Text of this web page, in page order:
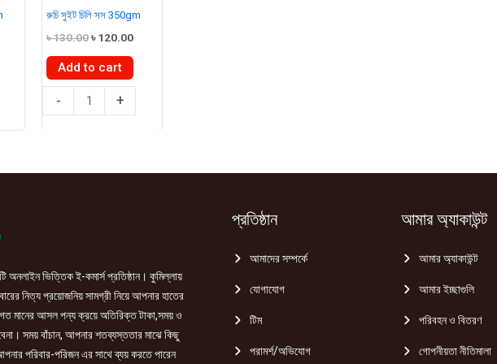
quantity
রুচি সুইট চিলি সস 350gm
৳130.00Original
was:
৳ 130.00.
৳120.00Current
is:
৳ 120.00.
Add to cart
-
সুইট
350gm
+
অনলাইন ভিত্তিক ই-কমার্স প্রতিষ্ঠান। কুমিল্লায়
নিত্য প্রয়োজনিয় সামগ্রী নিয়ে আপনার হাতের
মানের আসল পন্য ক্রয়ে অতিরিক্ত টাকা,সময় ও
সময় বাঁচান, আপনার শতব্যস্ততার মাঝে কিছু
পরিবার-পরিজন এর সাথে ব্যয় করতে পারেন
প্রতিষ্ঠান
আমাদের সম্পর্কে
যোগাযোগ
টিম
পরামর্শ/অভিযোগ
আমার অ্যাকাউন্ট
আমার অ্যাকাউন্ট
আমার ইচ্ছাগুলি
পরিবহন ও বিতরণ
গোপনীয়তা নীতিমালা